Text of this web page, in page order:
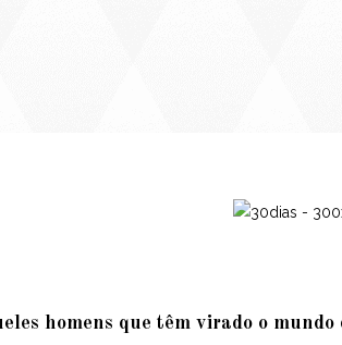
homens que têm virado o